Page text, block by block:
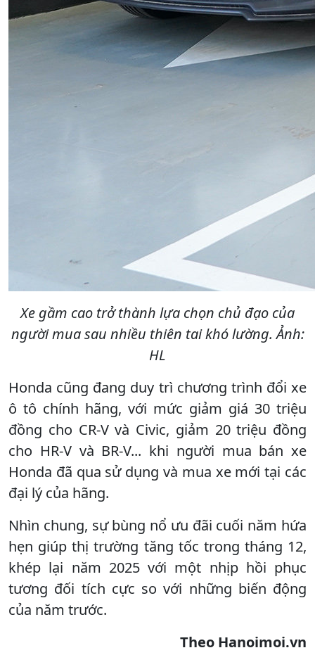
Xe gầm cao trở thành lựa chọn chủ đạo của
người mua sau nhiều thiên tai khó lường. Ảnh:
HL
Honda cũng đang duy trì chương trình đổi xe
ô tô chính hãng, với mức giảm giá 30 triệu
đồng cho CR-V và Civic, giảm 20 triệu đồng
cho HR-V và BR-V... khi người mua bán xe
Honda đã qua sử dụng và mua xe mới tại các
đại lý của hãng.
Nhìn chung, sự bùng nổ ưu đãi cuối năm hứa
hẹn giúp thị trường tăng tốc trong tháng 12,
khép lại năm 2025 với một nhịp hồi phục
tương đối tích cực so với những biến động
của năm trước.
Theo Hanoimoi.vn